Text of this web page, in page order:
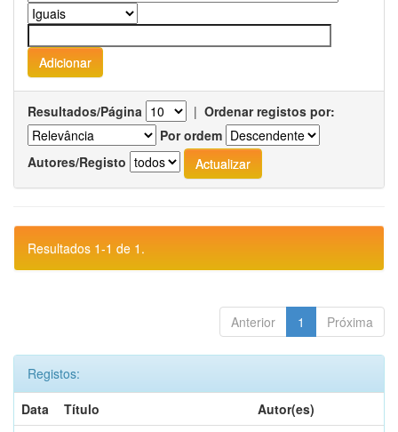
Resultados/Página | Ordenar registos por:
Por ordem
Autores/Registo
Resultados 1-1 de 1.
Anterior 1 Próxima
Registos:
Data
Título
Autor(es)